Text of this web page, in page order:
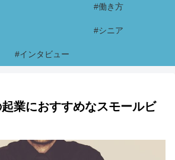
#働き方
#シニア
#インタビュー
業におすすめなスモールビ